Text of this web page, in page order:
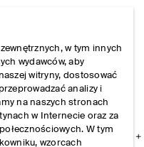
w tym innych
wydawców, aby
witryny, dostosować
analizy i
na naszych stronach
w Internecie oraz za
W tym
wzorcach